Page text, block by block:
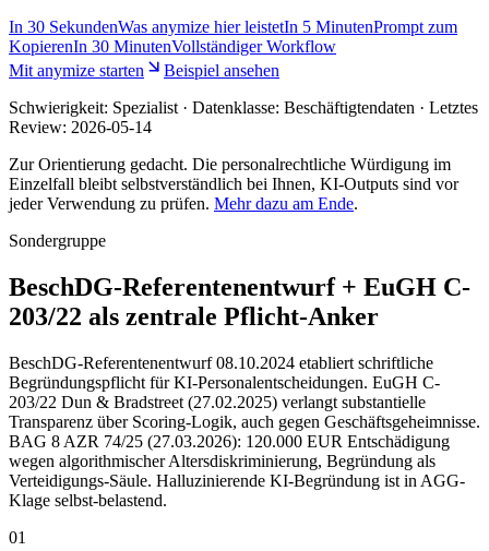
In 30 SekundenWas anymize hier leistetIn 5 MinutenPrompt zum
KopierenIn 30 MinutenVollständiger Workflow
Mit anymize starten
Beispiel ansehen
Schwierigkeit: Spezialist · Datenklasse: Beschäftigtendaten · Letztes
Review: 2026-05-14
Zur Orientierung gedacht. Die personalrechtliche Würdigung im
Einzelfall bleibt selbstverständlich bei Ihnen, KI-Outputs sind vor
jeder Verwendung zu prüfen. Mehr dazu am Ende.
Sondergruppe
BeschDG-Referentenentwurf + EuGH C-
203/22 als zentrale Pflicht-Anker
BeschDG-Referentenentwurf 08.10.2024 etabliert schriftliche
Begründungspflicht für KI-Personalentscheidungen. EuGH C-
203/22 Dun & Bradstreet (27.02.2025) verlangt substantielle
Transparenz über Scoring-Logik, auch gegen Geschäftsgeheimnisse.
BAG 8 AZR 74/25 (27.03.2026): 120.000 EUR Entschädigung
wegen algorithmischer Altersdiskriminierung, Begründung als
Verteidigungs-Säule. Halluzinierende KI-Begründung ist in AGG-
Klage selbst-belastend.
01